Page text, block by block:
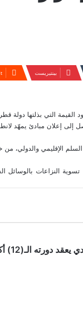
بينتيريست
القيمة التي بذلتها
إلى إعلان مبادئ يمهّد
الإقليمي والدولي، من
النزاعات بالوسائل
أكتوبر القادم